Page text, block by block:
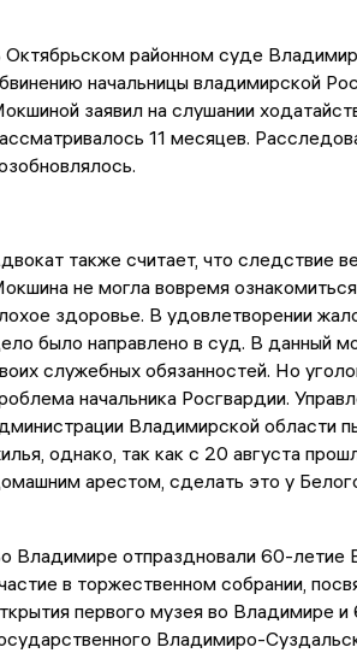
Октябрьском районном суде
начальницы владимирской
заявил на слушании
11 месяцев.
также считает, что следствие
не могла вовремя
здоровье. В удовлетворении
было направлено в суд. В данный
служебных обязанностей. Но
начальника Росгвардии.
Владимирской области
однако, так как с 20 августа
арестом, сделать это у
Владимире отпраздновали 60-летие
в торжественном собрании,
первого музея во Владимире
Владимиро-